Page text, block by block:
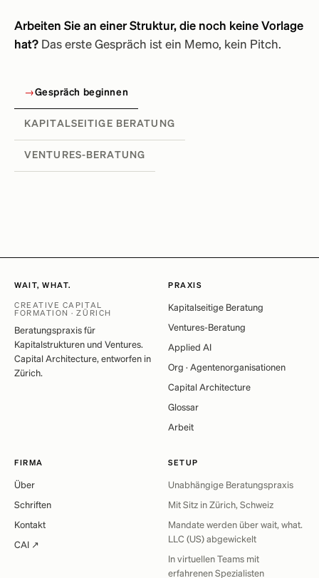
Arbeiten Sie an einer Struktur, die noch keine Vorlage
hat? Das erste Gespräch ist ein Memo, kein Pitch.
→Gespräch beginnen
KAPITALSEITIGE BERATUNG
VENTURES-BERATUNG
WAIT, WHAT.
CREATIVE CAPITAL
FORMATION · ZÜRICH
Beratungspraxis für
Kapitalstrukturen und Ventures.
Capital Architecture, entworfen in
Zürich.
PRAXIS
Kapitalseitige Beratung
Ventures-Beratung
Applied AI
Org · Agentenorganisationen
Capital Architecture
Glossar
Arbeit
FIRMA
Über
Schriften
Kontakt
CAI ↗
SETUP
Unabhängige Beratungspraxis
Mit Sitz in Zürich, Schweiz
Mandate werden über wait, what.
LLC (US) abgewickelt
In virtuellen Teams mit
erfahrenen Spezialisten